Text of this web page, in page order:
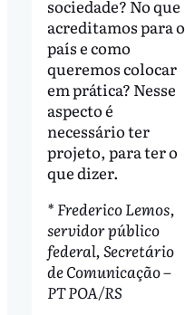
sociedade? No que
acreditamos para o
país e como
queremos colocar
em prática? Nesse
aspecto é
necessário ter
projeto, para ter o
que dizer.
* Frederico Lemos,
servidor público
federal, Secretário
de Comunicação –
PT POA/RS